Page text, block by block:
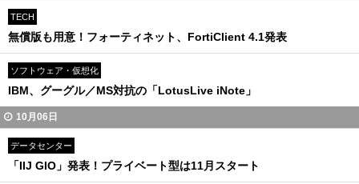
TECH
無償版も用意！フォーティネット、FortiClient 4.1発表
ソフトウェア・仮想化
IBM、グーグル／MS対抗の「LotusLive iNote」
10月06日
データセンター
「IIJ GIO」発表！プライベート型は11月スタート